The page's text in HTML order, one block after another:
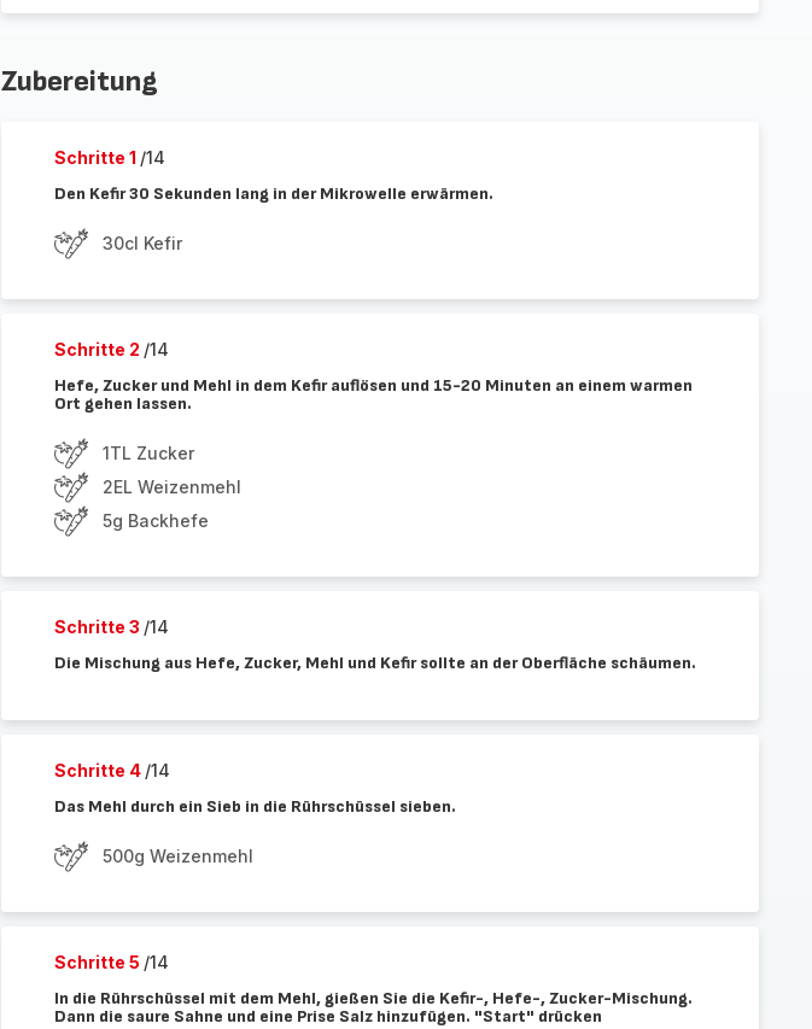
Zubereitung
Schritte 1 /14
Den Kefir 30 Sekunden lang in der Mikrowelle erwärmen.
30cl Kefir
Schritte 2 /14
Hefe, Zucker und Mehl in dem Kefir auflösen und 15-20 Minuten an einem warmen
Ort gehen lassen.
1TL Zucker
2EL Weizenmehl
5g Backhefe
Schritte 3 /14
Die Mischung aus Hefe, Zucker, Mehl und Kefir sollte an der Oberfläche schäumen.
Schritte 4 /14
Das Mehl durch ein Sieb in die Rührschüssel sieben.
500g Weizenmehl
Schritte 5 /14
In die Rührschüssel mit dem Mehl, gießen Sie die Kefir-, Hefe-, Zucker-Mischung.
Dann die saure Sahne und eine Prise Salz hinzufügen. "Start" drücken